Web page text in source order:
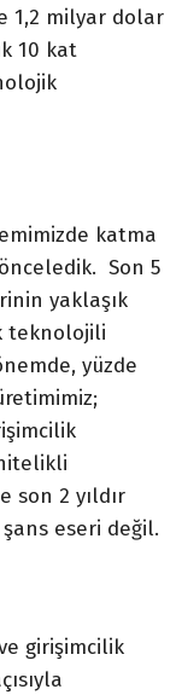
1,2 milyar dolar
10 kat
katma
Son 5
yaklaşık
teknolojili
yüzde
son 2 yıldır
eseri değil.
girişimcilik